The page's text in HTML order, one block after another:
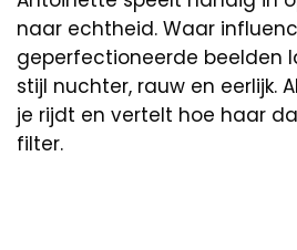
naar echtheid. Waar
geperfectioneerde beelden
stijl nuchter, rauw en eerlijk.
je rijdt en vertelt hoe haar
filter.